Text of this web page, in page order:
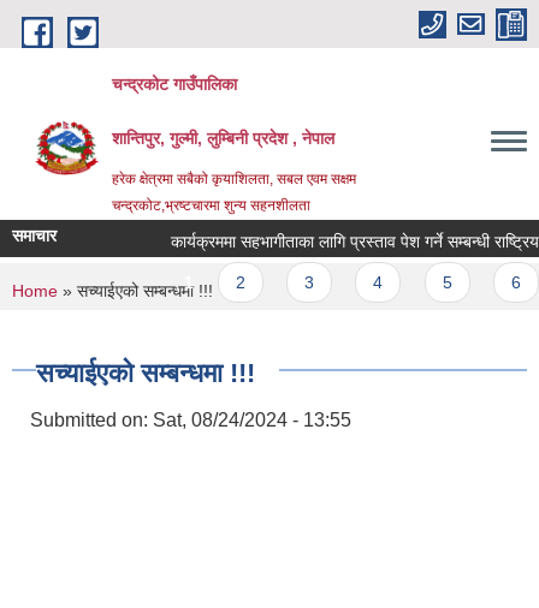
Skip to main content
चन्द्रकोट गाउँपालिका
शान्तिपुर, गुल्मी, लुम्बिनी प्रदेश , नेपाल
हरेक क्षेत्रमा सबैको कृयाशिलता, सबल एवम सक्षम
चन्द्रकोट,भ्रष्टचारमा शुन्य सहनशीलता
समाचार कार्यक्रममा सहभागीताका लागि प्रस्ताव पेश गर्ने सम्बन्धी
Pages
1 2
You are here
Home » सच्याईएको सम्बन्धमा !!!
सच्याईएको सम्बन्धमा !!!
Submitted on: Sat, 08/24/2024 - 13:55